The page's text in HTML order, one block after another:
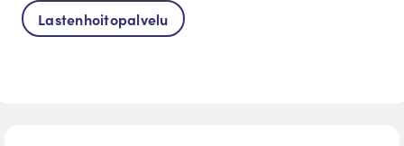
Lastenhoitopalvelu